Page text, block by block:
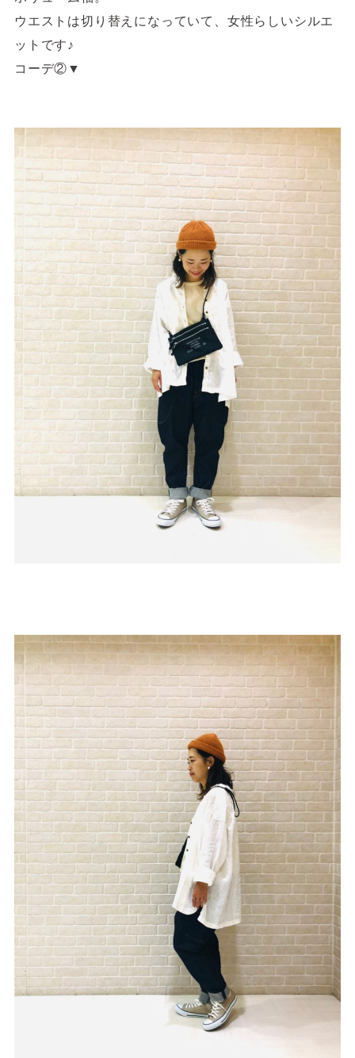
ウエストは切り替えになっていて、女性らしいシルエ
ットです♪
コーデ②▼